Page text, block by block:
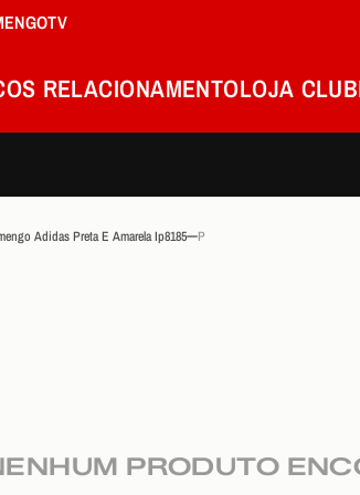
RELACIONAMENTOLOJA
Adidas Preta E Amarela Ip8185 P
PRODUTO